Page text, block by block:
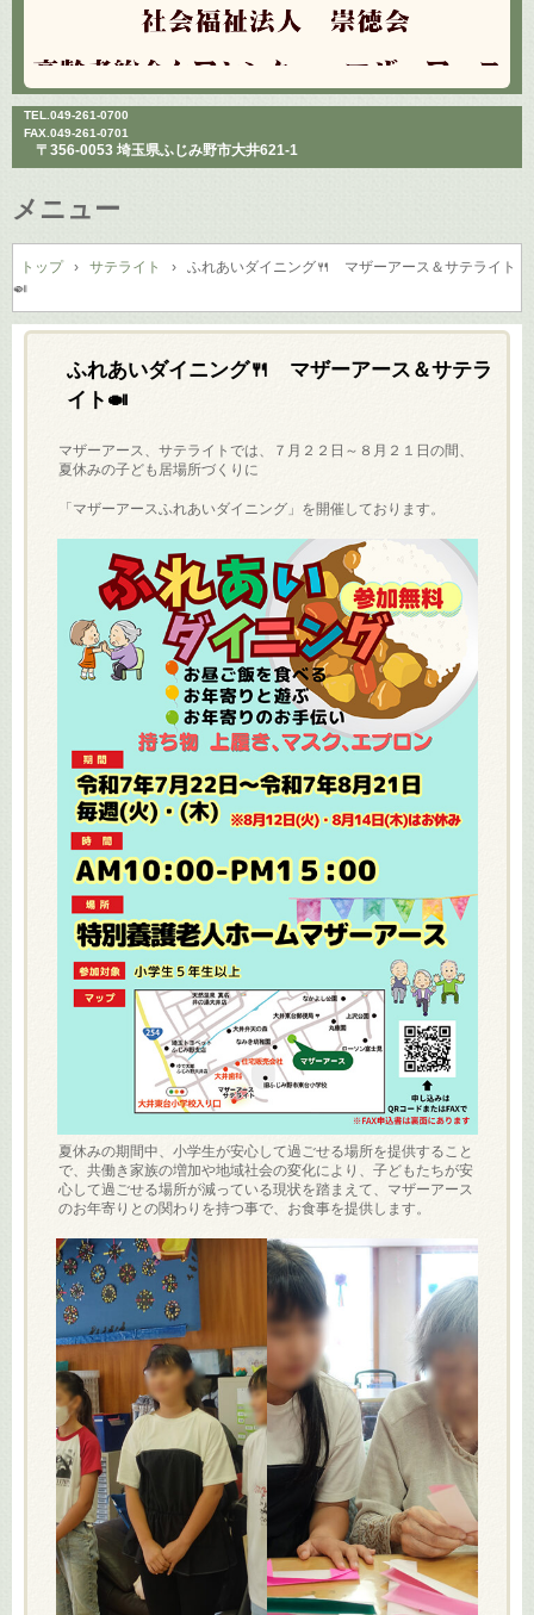
TEL. 049-261-0700
FAX.049-261-0701
〒356-0053 埼玉県ふじみ野市大井621-1
メニュー
コ
ン
テ
ン
ツ
トップ › サテライト ›
ふれあいダイニング🍴 マザーアース＆サテライト
🍛
ふれあいダイニング🍴 マザーアース＆サテラ
イト🍛
マザーアース、サテライトでは、７月２２日～８月２１日の間、
夏休みの子ども居場所づくりに
「マザーアースふれあいダイニング」を開催しております。
夏休みの期間中、小学生が安心して過ごせる場所を提供すること
で、共働き家族の増加や地域社会の変化により、子どもたちが安
心して過ごせる場所が減っている現状を踏まえて、マザーアース
のお年寄りとの関わりを持つ事で、お食事を提供します。